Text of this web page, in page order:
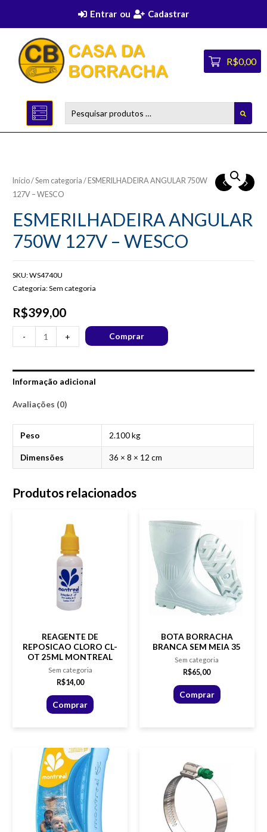
Entrar ou Cadastrar
R$0,00
Início/Sem categoria / ESMERILHADEIRA ANGULAR 750W
127V – WESCO
ESMERILHADEIRA ANGULAR
750W 127V – WESCO
SKU:WS4740U
Categoria:Sem categoria
R$399,00
- + Comprar
Informação adicional
Avaliações (0)
Peso 2.100 kg
Dimensões 36 × 8 × 12 cm
Produtos relacionados
REAGENTE DE
REPOSICAO CLORO CL-
OT 25ML MONTREAL
Sem categoria
R$14,00
Comprar
BOTA BORRACHA
BRANCA SEM MEIA 35
Sem categoria
R$65,00
Comprar